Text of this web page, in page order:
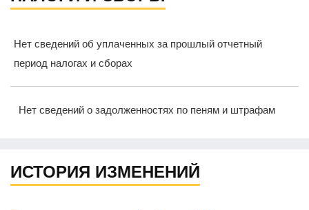
Нет сведений об уплаченных за прошлый отчетный
период налогах и сборах
Нет сведений о задолженностях по пеням и штрафам
ИСТОРИЯ ИЗМЕНЕНИЙ